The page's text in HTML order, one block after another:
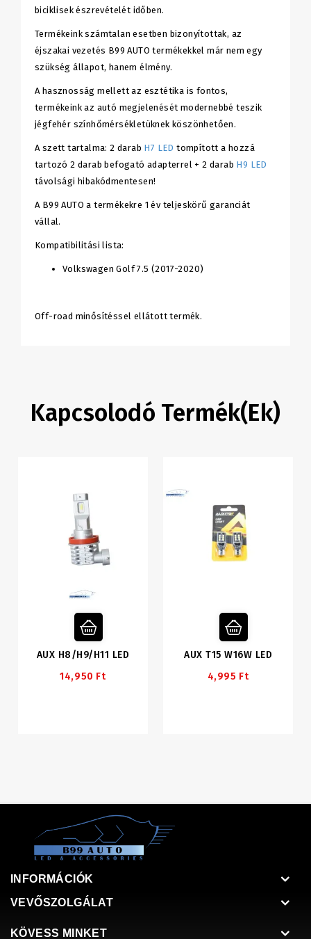
biciklisek észrevételét időben.
Termékeink számtalan esetben bizonyítottak, az
éjszakai vezetés B99 AUTO termékekkel már nem egy
szükség állapot, hanem élmény.
A hasznosság mellett az esztétika is fontos,
termékeink az autó megjelenését modernebbé teszik
jégfehér színhőmérsékletüknek köszönhetően.
A szett tartalma: 2 darab H7 LED tompított a hozzá
tartozó 2 darab befogató adapterrel + 2 darab H9 LED
távolsági hibakódmentesen!
A B99 AUTO a termékekre 1 év teljeskörű garanciát
vállal.
Kompatibilitási lista:
Volkswagen Golf 7.5 (2017-2020)
Off-road minősítéssel ellátott termék.
Kapcsolodó Termék(ek)
AUX H8/H9/H11 LED
14,950 Ft
AUX T15 W16W LED
4,995 Ft
INFORMÁCIÓK
VEVŐSZOLGÁLAT
KÖVESS MINKET